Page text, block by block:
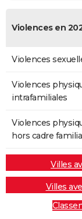
Violences en
Violences
Violences
intrafamiliales
Violences
hors cadre
Villes
Villes